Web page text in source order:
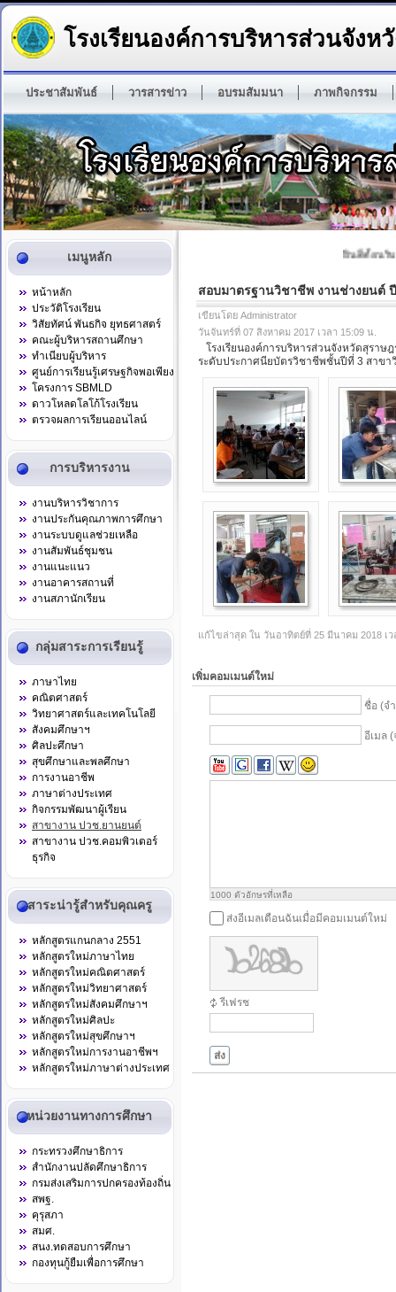
โรงเรียนองค์การบริหารส่วนจัง
ประชาสัมพันธ์ วารสารข่าว อบรมสัมมนา ภาพกิจกรรม
เมนูหลัก
หน้าหลัก
ประวัติโรงเรียน
วิสัยทัศน์ พันธกิจ ยุทธศาสตร์
คณะผู้บริหารสถานศึกษา
ทำเนียบผู้บริหาร
ศูนย์การเรียนรู้เศรษฐกิจพอเพียง
โครงการ SBMLD
ดาวโหลดโลโก้โรงเรียน
ตรวจผลการเรียนออนไลน์
การบริหารงาน
งานบริหารวิชาการ
งานประกันคุณภาพการศึกษา
งานระบบดูแลช่วยเหลือ
งานสัมพันธ์ชุมชน
งานแนะแนว
งานอาคารสถานที่
งานสภานักเรียน
กลุ่มสาระการเรียนรู้
ภาษาไทย
คณิตศาสตร์
วิทยาศาสตร์และเทคโนโลยี
สังคมศึกษาฯ
ศิลปะศึกษา
สุขศึกษาและพลศึกษา
การงานอาชีพ
ภาษาต่างประเทศ
กิจกรรมพัฒนาผู้เรียน
สาขางาน ปวช.ยานยนต์
สาขางาน ปวช.คอมพิวเตอร์
ธุรกิจ
สาระน่ารู้สำหรับคุณครู
หลักสูตรแกนกลาง 2551
หลักสูตรใหม่ภาษาไทย
หลักสูตรใหม่คณิตศาสตร์
หลักสูตรใหม่วิทยาศาสตร์
หลักสูตรใหม่สังคมศึกษาฯ
หลักสูตรใหม่ศิลปะ
หลักสูตรใหม่สุขศึกษาฯ
หลักสูตรใหม่การงานอาชีพฯ
หลักสูตรใหม่ภาษาต่างประเทศ
หน่วยงานทางการศึกษา
กระทรวงศึกษาธิการ
สำนักงานปลัดศึกษาธิการ
กรมส่งเสริมการปกครองท้องถิ่น
สพฐ.
คุรุสภา
สมศ.
สนง.ทดสอบการศึกษา
กองทุนกู้ยืมเพื่อการศึกษา
ยินดีต้อนรับ
สอบมาตรฐานวิชาชีพ งานช่างยนต์
เขียนโดย Administrator
วันจันทร์ที่ 07 สิงหาคม 2017 เวลา 15:09 น.
โรงเรียนองค์การบริหารส่วนจังหวัดสุรา
ระดับประกาศนียบัตรวิชาชีพชั้นปีที่ 3 สาขา
แก้ไขล่าสุด ใน วันอาทิตย์ที่ 25 มีนาคม 2018 เว
เพิ่มคอมเมนต์ใหม่
ชื่อ (จ
อีเมล
1000 ตัวอักษรที่เหลือ
ส่งอีเมลเตือนฉันเมื่อมีคอมเมนต์ใหม่
รีเฟรช
ส่ง